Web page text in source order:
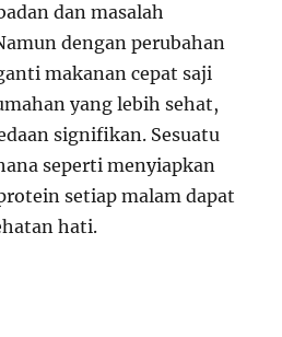
dan masalah
dengan perubahan
makanan cepat saji
yang lebih sehat,
signifikan. Sesuatu
seperti menyiapkan
setiap malam dapat
hati.